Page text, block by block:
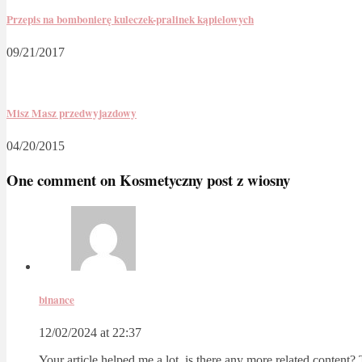
Przepis na bombonierę kuleczek-pralinek kąpielowych
09/21/2017
Misz Masz przedwyjazdowy
04/20/2015
One comment onKosmetyczny post z wiosny
binance
12/02/2024 at 22:37